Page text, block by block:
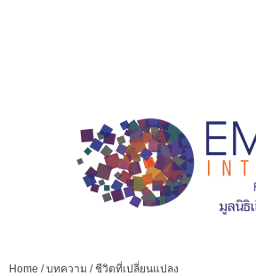
Home /บทความ /ชีวิตที่เปลี่ยนแปลง